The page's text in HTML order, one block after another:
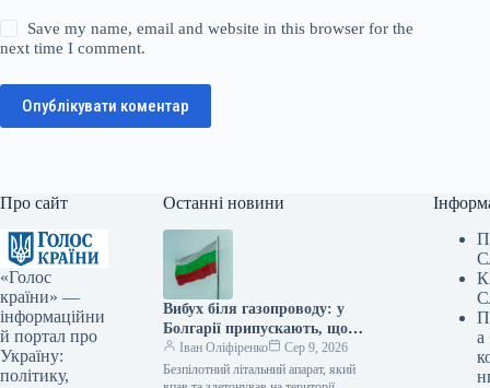
Save my name, email and website in this browser for the
next time I comment.
Опублікувати коментар
Про сайт
«Голос
країни» —
інформаційни
й портал про
Україну:
політику,
Останні новини
Вибух біля газопроводу: у
Болгарії припускають, що
дрон міг належати Україні
Іван Оліфіренко
Сер 9, 2026
Безпілотний літальний апарат, який
а